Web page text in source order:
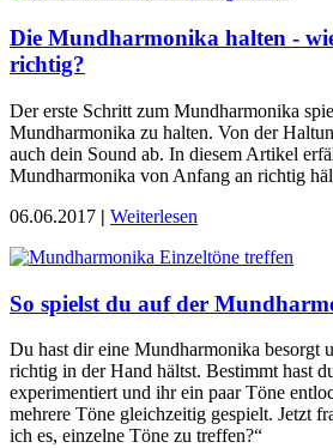
Die Mundharmonika halten -
richtig?
Der erste Schritt zum Mundharmonika
Mundharmonika zu halten. Von der
auch dein Sound ab. In diesem Artikel
Mundharmonika von Anfang an richtig
06.06.2017 | Weiterlesen
So spielst du auf der
Du hast dir eine Mundharmonika besorgt
richtig in der Hand hältst. Bestimmt hast
experimentiert und ihr ein paar Töne
mehrere Töne gleichzeitig gespielt. Jetzt
ich es, einzelne Töne zu treffen?“